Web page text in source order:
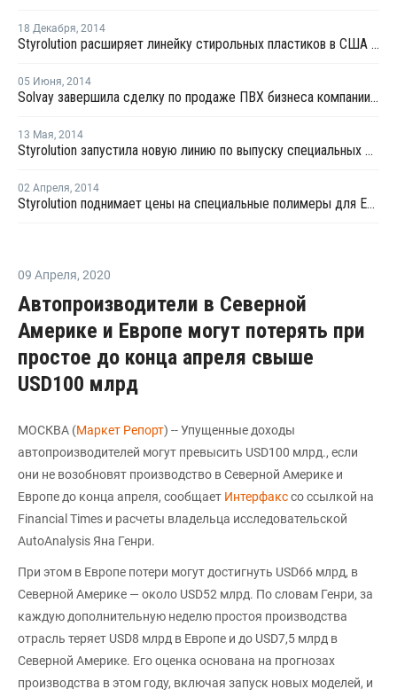
18 Декабря, 2014
Styrolution расширяет линейку стирольных пластиков в США и Канаде
05 Июня, 2014
Solvay завершила сделку по продаже ПВХ бизнеса компании OpenGate Capital
13 Мая, 2014
Styrolution запустила новую линию по выпуску специальных стирольных пластиков в Индии
02 Апреля, 2014
Styrolution поднимает цены на специальные полимеры для Европы, Ближнего Востока и Африки
09 Апреля, 2020
Автопроизводители в Северной
Америке и Европе могут потерять при
простое до конца апреля свыше
USD100 млрд
МОСКВА (Маркет Репорт) -- Упущенные доходы
автопроизводителей могут превысить USD100 млрд., если
они не возобновят производство в Северной Америке и
Европе до конца апреля, сообщает Интерфакссо ссылкой на
Financial Times и расчеты владельца исследовательской
AutoAnalysis Яна Генри.
При этом в Европе потери могут достигнуть USD66 млрд, в
Северной Америке — около USD52 млрд. По словам Генри, за
каждую дополнительную неделю простоя производства
отрасль теряет USD8 млрд в Европе и до USD7,5 млрд в
Северной Америке. Его оценка основана на прогнозах
производства в этом году, включая запуск новых моделей, и